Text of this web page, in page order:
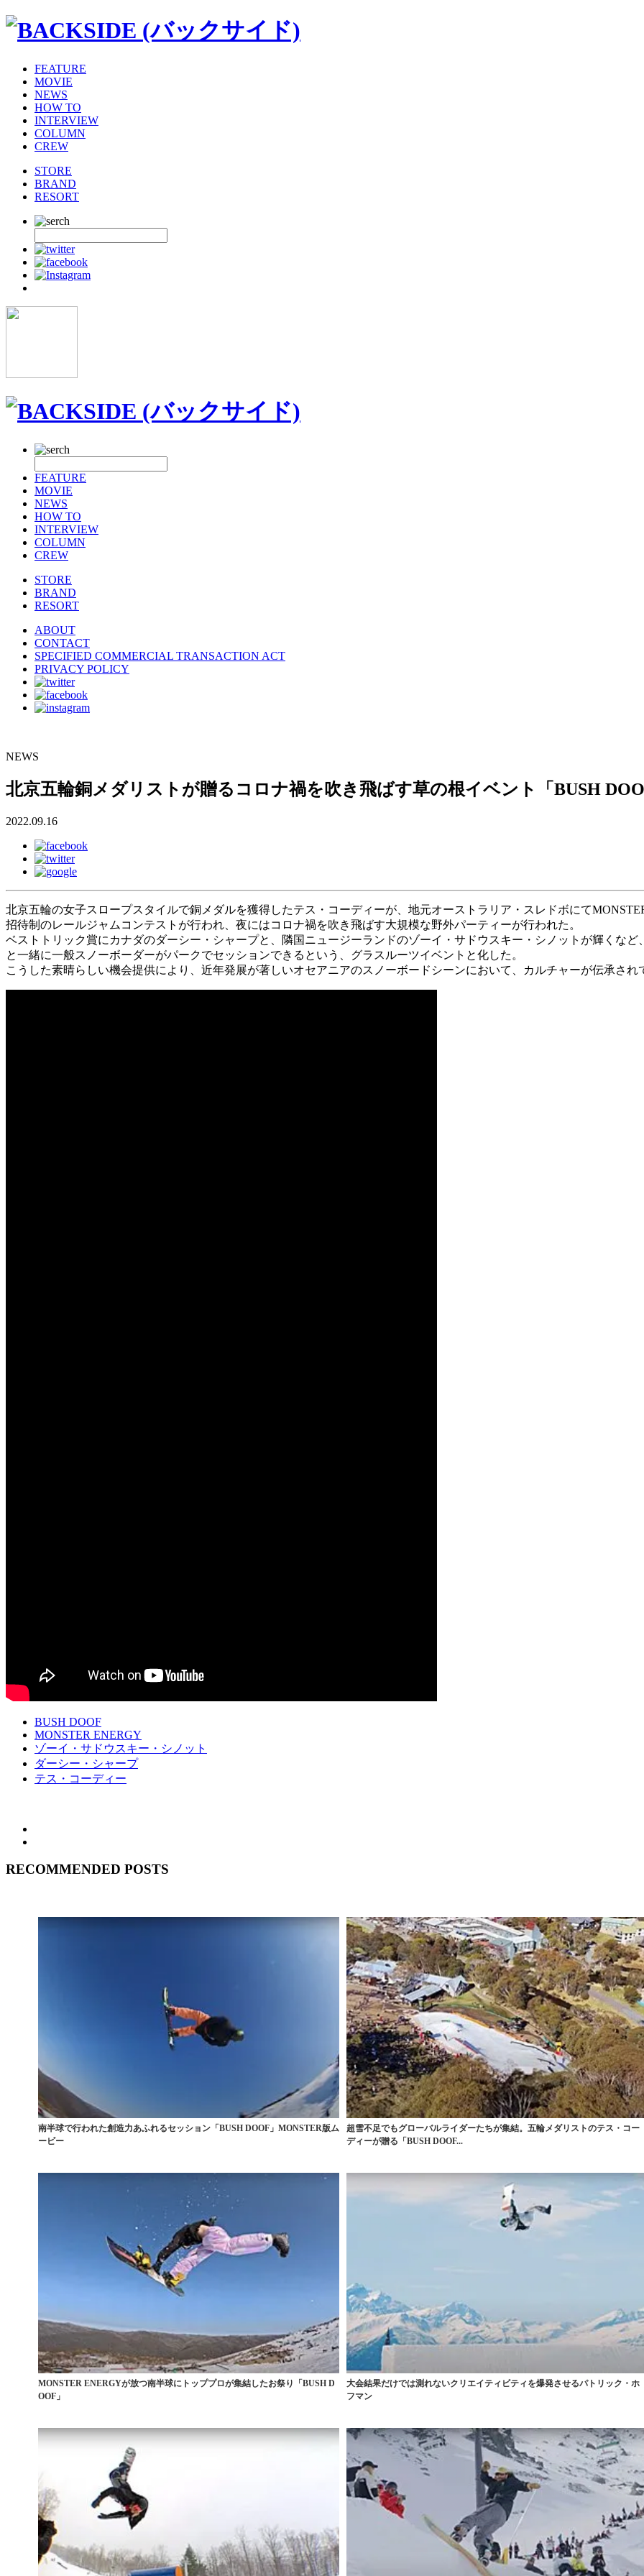
FEATURE
MOVIE
NEWS
HOW TO
INTERVIEW
COLUMN
CREW
STORE
BRAND
RESORT
FEATURE
MOVIE
NEWS
HOW TO
INTERVIEW
COLUMN
CREW
STORE
BRAND
RESORT
ABOUT
CONTACT
SPECIFIED COMMERCIAL TRANSACTION ACT
PRIVACY POLICY
NEWS
北京五輪銅メダリストが贈るコロナ禍を吹き飛ばす草の根イベント「BUSH
2022.09.16
北京五輪の女子スロープスタイルで銅メダルを獲得したテス・コーディーが、地元オーストラリア・スレドボにて
招待制のレールジャムコンテストが行われ、夜にはコロナ禍を吹き飛ばす大規模な野外パーティーが行われた。
ベストトリック賞にカナダのダーシー・シャープと、隣国ニュージーランドのゾーイ・サドウスキー・シノットが輝くな
と一緒に一般スノーボーダーがパークでセッションできるという、グラスルーツイベントと化した。
こうした素晴らしい機会提供により、近年発展が著しいオセアニアのスノーボードシーンにおいて、カルチャーが伝承され
BUSH DOOF
MONSTER ENERGY
ゾーイ・サドウスキー・シノット
ダーシー・シャープ
テス・コーディー
RECOMMENDED POSTS
南半球で行われた創造力あふれるセッション「BUSH DOOF」MONSTER版ム
ービー
超雪不足でもグローバルライダーたちが集結。五輪メダリストのテス・コー
ディーが贈る「BUSH DOOF...
MONSTER ENERGYが放つ南半球にトッププロが集結したお祭り「BUSH D
OOF」
大会結果だけでは測れないクリエイティビティを爆発させるパトリック・ホ
フマン